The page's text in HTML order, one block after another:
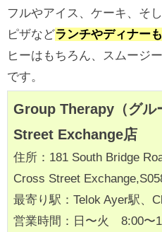
フルやアイス、ケーキ、そ
ピザなどランチやディナー
ヒーはもちろん、スムージ
です。
Group Therapy（グル
Street Exchange店
住所：181 South Bridge
Cross Street
最寄り駅：Telok Ayer駅、
営業時間：日〜火 8:00〜